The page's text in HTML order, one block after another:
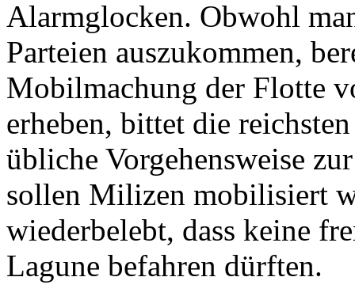
Alarmglocken. Obwohl
Parteien auszukommen,
Mobilmachung der Flotte
erheben, bittet die
übliche Vorgehensweise
sollen Milizen mobilisiert
wiederbelebt, dass keine
Lagune befahren dürften.